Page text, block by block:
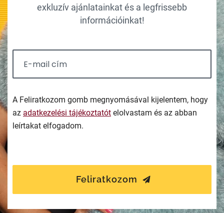
exkluzív ajánlatainkat és a legfrissebb
információinkat!
A Feliratkozom gomb megnyomásával kijelentem, hogy
az adatkezelési tájékoztatót elolvastam és az abban
leírtakat elfogadom.
Feliratkozom